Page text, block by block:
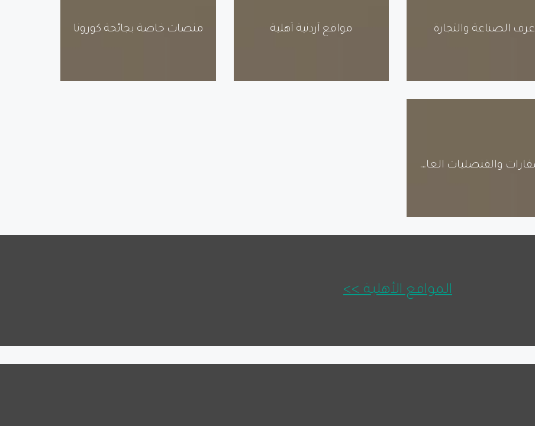
غرف الصناعة والتجارة مواقع أردنية أهلية منصات خاصة بجائحة كورونا
السفارات والقنصليات العاملة في الأردن
المواقع الأهلية >>